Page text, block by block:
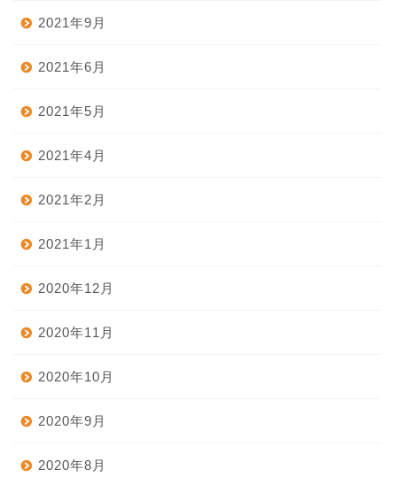
2021年9月
2021年6月
2021年5月
2021年4月
2021年2月
2021年1月
2020年12月
2020年11月
2020年10月
2020年9月
2020年8月